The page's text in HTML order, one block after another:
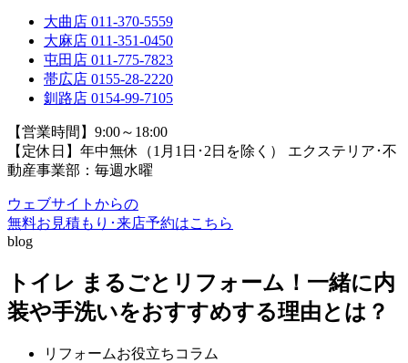
大曲店 011-370-5559
大麻店 011-351-0450
屯田店 011-775-7823
帯広店 0155-28-2220
釧路店 0154-99-7105
【営業時間】9:00～18:00
【定休日】年中無休（1月1日･2日を除く） エクステリア･不
動産事業部：毎週水曜
ウェブサイトからの
無料お見積もり･来店予約はこちら
blog
トイレ まるごとリフォーム！一緒に内
装や手洗いをおすすめする理由とは？
リフォームお役立ちコラム